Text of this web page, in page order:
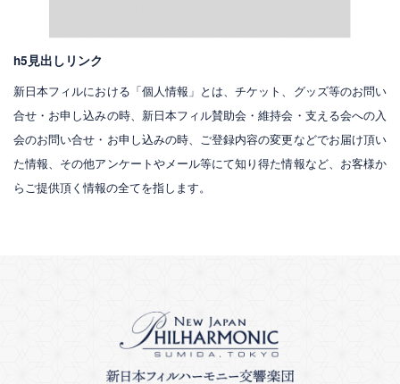
h5見出しリンク
新日本フィルにおける「個人情報」とは、チケット、グッズ等のお問い
合せ・お申し込みの時、新日本フィル賛助会・維持会・支える会への入
会のお問い合せ・お申し込みの時、ご登録内容の変更などでお届け頂い
た情報、その他アンケートやメール等にて知り得た情報など、お客様か
らご提供頂く情報の全てを指します。